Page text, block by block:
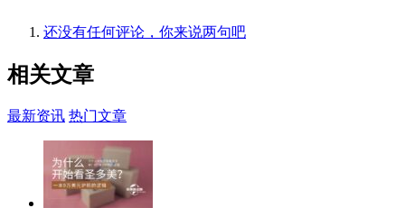
还没有任何评论，你来说两句吧
相关文章
最新资讯 热门文章